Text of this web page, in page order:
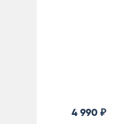
4 990 ₽